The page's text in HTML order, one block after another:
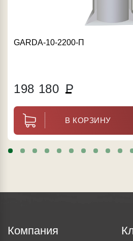
GARDA-10-2200-П
198 180 Р
В КОРЗИНУ
Компания